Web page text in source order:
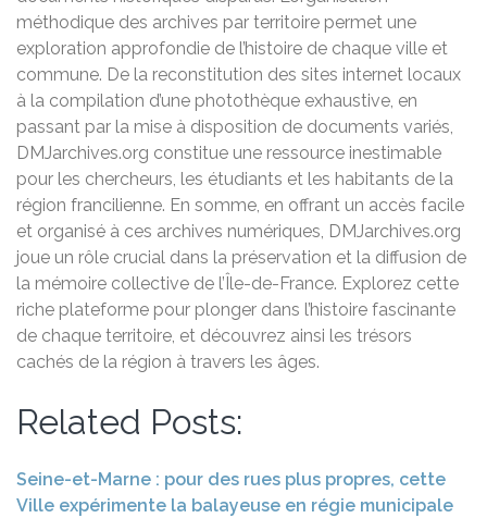
méthodique des archives par territoire permet une
exploration approfondie de l’histoire de chaque ville et
commune. De la reconstitution des sites internet locaux
à la compilation d’une photothèque exhaustive, en
passant par la mise à disposition de documents variés,
DMJarchives.org constitue une ressource inestimable
pour les chercheurs, les étudiants et les habitants de la
région francilienne. En somme, en offrant un accès facile
et organisé à ces archives numériques, DMJarchives.org
joue un rôle crucial dans la préservation et la diffusion de
la mémoire collective de l’Île-de-France. Explorez cette
riche plateforme pour plonger dans l’histoire fascinante
de chaque territoire, et découvrez ainsi les trésors
cachés de la région à travers les âges.
Related Posts:
Seine-et-Marne : pour des rues plus propres, cette
Ville expérimente la balayeuse en régie municipale